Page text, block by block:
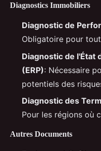
Diagnostics Immobiliers
Diagnostic de
Obligatoire pour
Diagnostic de l'État
(ERP): Nécessaire
potentiels des
Diagnostic des
Pour les régions où
Autres Documents